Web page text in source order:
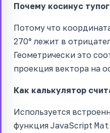
Почему косинус
Потому что
270° лежит в
Геометрически это
проекция вектора на
Как калькулятор
Используется
функция JavaScript